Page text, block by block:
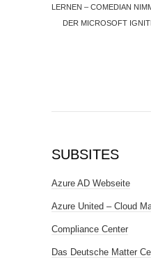
LERNEN – COMEDIAN
DER MICROSOFT
SUBSITES
Azure AD Webseite
Azure United – Cloud
Compliance Center
Das Deutsche Matter